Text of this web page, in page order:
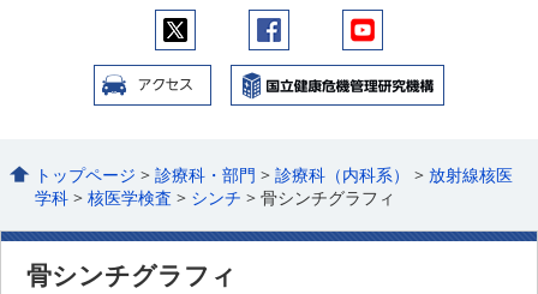
トップページ >診療科・部門 >診療科（内科系） >放射線核医
学科 >核医学検査 > シンチ > 骨シンチグラフィ
骨シンチグラフィ